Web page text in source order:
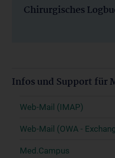
Chirurgisches
Infos und Support für
Web-Mail (IMAP)
Web-Mail (OWA -
Med.Campus